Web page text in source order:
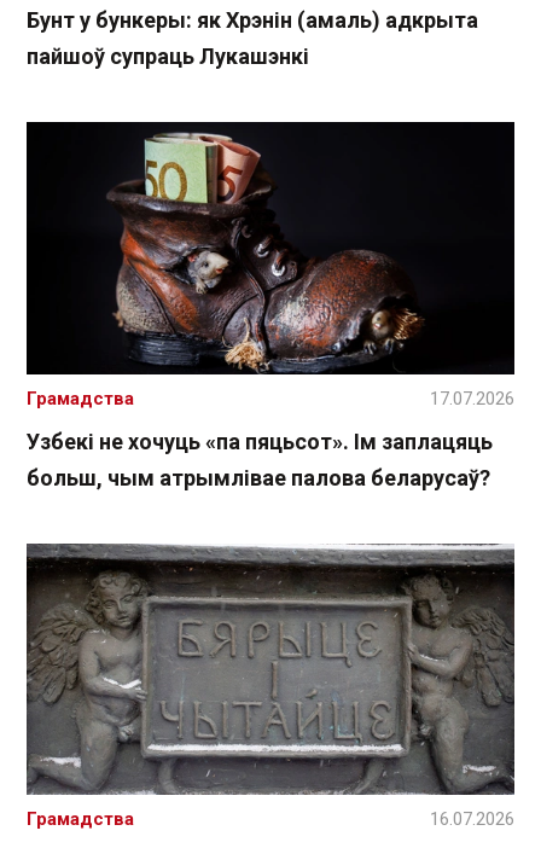
Бунт у бункеры: як Хрэнін (амаль) адкрыта
пайшоў супраць Лукашэнкі
Узбекі не хочуць «па пяцьсот». Ім заплацяць
больш, чым атрымлівае палова беларусаў?
Грамадства 17.07.2026
Грамадства 16.07.2026